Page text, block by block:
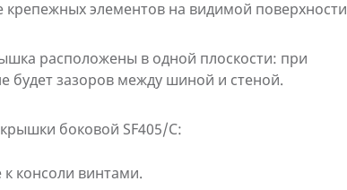
крепежных элементов на видимой поверхности
расположены в одной плоскости: при
будет зазоров между шиной и стеной.
боковой SF405/C:
к консоли винтами.